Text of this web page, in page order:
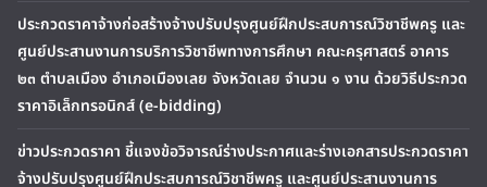
ประกวดราคาจ้างก่อสร้างจ้างปรับปรุงศูนย์ฝึกประสบการณ์วิชาชีพครู และ
ศูนย์ประสานงานการบริการวิชาชีพทางการศึกษา คณะครุศาสตร์ อาคาร
๒๓ ตำบลเมือง อำเภอเมืองเลย จังหวัดเลย จำนวน ๑ งาน ด้วยวิธีประกวด
ราคาอิเล็กทรอนิกส์ (e-bidding)
ข่าวประกวดราคา ชี้แจงข้อวิจารณ์ร่างประกาศและร่างเอกสารประกวดราคา
จ้างปรับปรุงศูนย์ฝึกประสบการณ์วิชาชีพครู และศูนย์ประสานงานการ